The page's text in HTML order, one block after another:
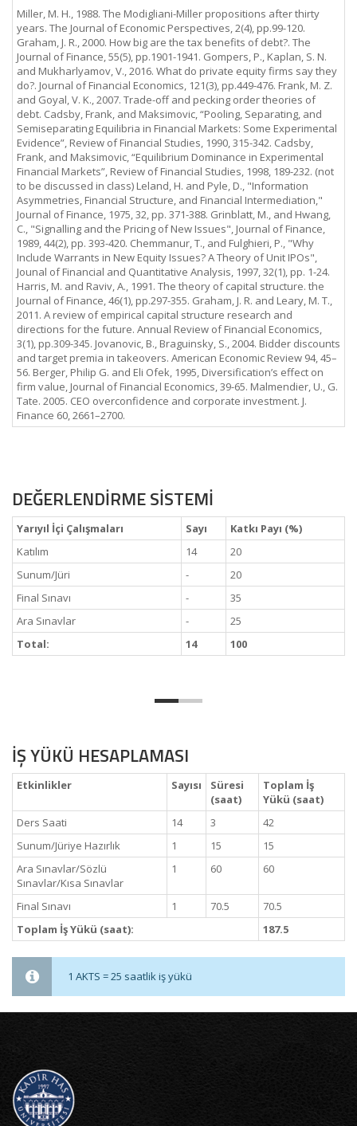
Miller, M. H., 1988. The Modigliani-Miller propositions after thirty
years. The Journal of Economic Perspectives, 2(4), pp.99-120.
Graham, J. R., 2000. How big are the tax benefits of debt?. The
Journal of Finance, 55(5), pp.1901-1941. Gompers, P., Kaplan, S. N.
and Mukharlyamov, V., 2016. What do private equity firms say they
do?. Journal of Financial Economics, 121(3), pp.449-476. Frank, M. Z.
and Goyal, V. K., 2007. Trade-off and pecking order theories of
debt. Cadsby, Frank, and Maksimovic, “Pooling, Separating, and
Semiseparating Equilibria in Financial Markets: Some Experimental
Evidence”, Review of Financial Studies, 1990, 315-342. Cadsby,
Frank, and Maksimovic, “Equilibrium Dominance in Experimental
Financial Markets”, Review of Financial Studies, 1998, 189-232. (not
to be discussed in class) Leland, H. and Pyle, D., "Information
Asymmetries, Financial Structure, and Financial Intermediation,"
Journal of Finance, 1975, 32, pp. 371-388. Grinblatt, M., and Hwang,
C., "Signalling and the Pricing of New Issues", Journal of Finance,
1989, 44(2), pp. 393-420. Chemmanur, T., and Fulghieri, P., "Why
Include Warrants in New Equity Issues? A Theory of Unit IPOs",
Jounal of Financial and Quantitative Analysis, 1997, 32(1), pp. 1-24.
Harris, M. and Raviv, A., 1991. The theory of capital structure. the
Journal of Finance, 46(1), pp.297-355. Graham, J. R. and Leary, M. T.,
2011. A review of empirical capital structure research and
directions for the future. Annual Review of Financial Economics,
3(1), pp.309-345. Jovanovic, B., Braguinsky, S., 2004. Bidder discounts
and target premia in takeovers. American Economic Review 94, 45–
56. Berger, Philip G. and Eli Ofek, 1995, Diversification’s effect on
firm value, Journal of Financial Economics, 39-65. Malmendier, U., G.
Tate. 2005. CEO overconfidence and corporate investment. J.
Finance 60, 2661–2700.
DEĞERLENDİRME SİSTEMİ
Yarıyıl İçi Çalışmaları Sayı
Katkı Payı (%)
Katılım
14
20
Sunum/Jüri
-
20
Final Sınavı
-
35
Ara Sınavlar
-
25
Total:
14 100
İŞ YÜKÜ HESAPLAMASI
Etkinlikler Sayısı
Süresi
(saat)
Toplam İş
Yükü (saat)
Ders Saati
14 3
42
Sunum/Jüriye Hazırlık
1 15
15
Ara Sınavlar/Sözlü
Sınavlar/Kısa Sınavlar
1 60 60
Final Sınavı 1 70.5
70.5
Toplam İş Yükü (saat):
187.5
1 AKTS = 25 saatlik iş yükü